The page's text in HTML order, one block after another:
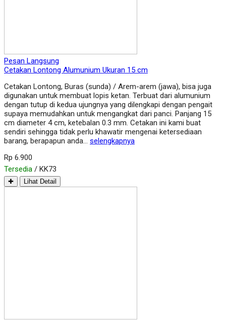
Pesan Langsung
Cetakan Lontong Alumunium Ukuran 15 cm
Cetakan Lontong, Buras (sunda) / Arem-arem (jawa), bisa juga
digunakan untuk membuat lopis ketan. Terbuat dari alumunium
dengan tutup di kedua ujungnya yang dilengkapi dengan pengait
supaya memudahkan untuk mengangkat dari panci. Panjang 15
cm diameter 4 cm, ketebalan 0.3 mm. Cetakan ini kami buat
sendiri sehingga tidak perlu khawatir mengenai ketersediaan
barang, berapapun anda… selengkapnya
Rp 6.900
Tersedia / KK73
✚ Lihat Detail